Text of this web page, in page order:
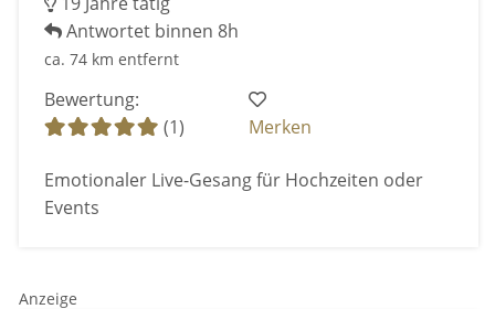
Antwortet binnen 8h
ca. 74 km entfernt
Bewertung:
(1)
Merken
Emotionaler Live-Gesang für Hochzeiten oder
Events
Anzeige